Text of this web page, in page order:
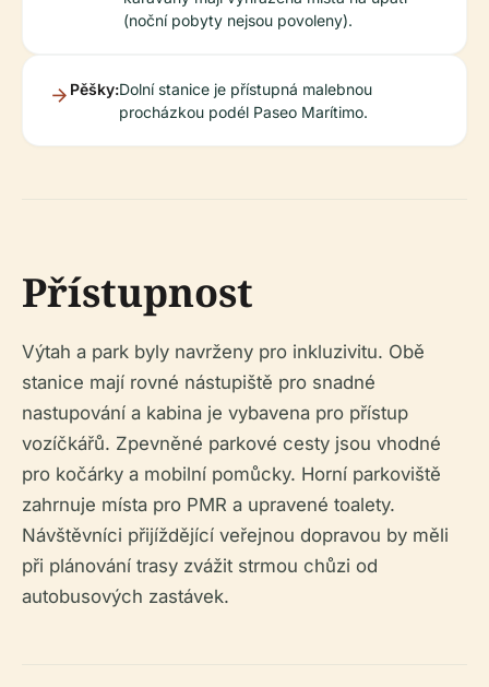
(noční pobyty nejsou povoleny).
Pěšky:Dolní stanice je přístupná malebnou
procházkou podél Paseo Marítimo.
Přístupnost
Výtah a park byly navrženy pro inkluzivitu. Obě
stanice mají rovné nástupiště pro snadné
nastupování a kabina je vybavena pro přístup
vozíčkářů. Zpevněné parkové cesty jsou vhodné
pro kočárky a mobilní pomůcky. Horní parkoviště
zahrnuje místa pro PMR a upravené toalety.
Návštěvníci přijíždějící veřejnou dopravou by měli
při plánování trasy zvážit strmou chůzi od
autobusových zastávek.